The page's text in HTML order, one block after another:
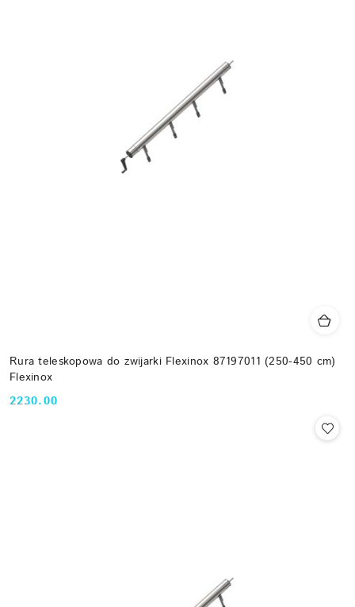
Rura teleskopowa do zwijarki Flexinox 87197011 (250-450 cm)
Flexinox
Cena:
2230.00